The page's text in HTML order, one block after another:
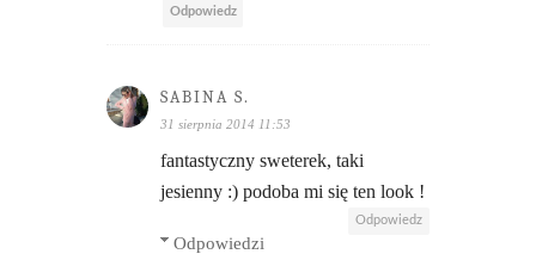
Odpowiedz
SABINA S.
31 sierpnia 2014 11:53
fantastyczny sweterek, taki
jesienny :) podoba mi się ten look !
Odpowiedz
Odpowiedzi